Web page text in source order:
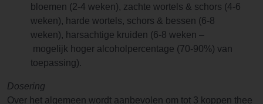
bloemen (2-4 weken), zachte wortels & schors (4-6
weken), harde wortels, schors & bessen (6-8
weken), harsachtige kruiden (6-8 weken –
mogelijk hoger alcoholpercentage (70-90%) van
toepassing).
Dosering
Over het algemeen wordt aanbevolen om tot 3 koppen thee